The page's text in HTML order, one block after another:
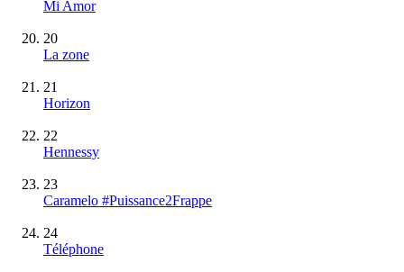
Mi Amor
20
La zone
21
Horizon
22
Hennessy
23
Caramelo #Puissance2Frappe
24
Téléphone